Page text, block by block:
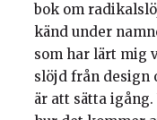
bok om
känd under
som har lärt mig
slöjd från design
är att sätta